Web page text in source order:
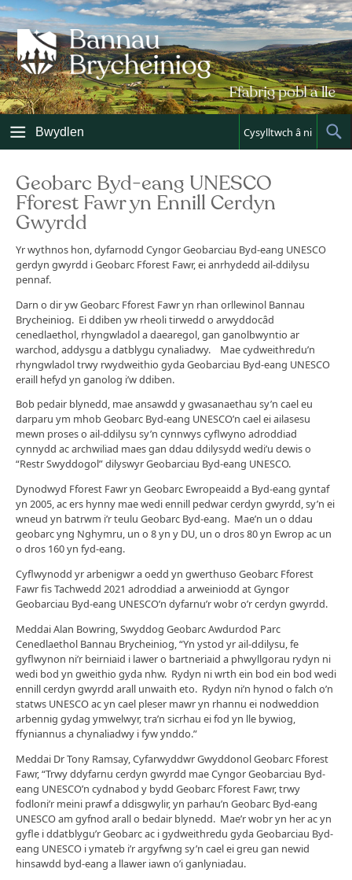
Skip
to
content
Bwydlen Cysylltwch â ni
Geobarc Byd-eang UNESCO
Fforest Fawr yn Ennill Cerdyn
Gwyrdd
Yr wythnos hon, dyfarnodd Cyngor Geobarciau Byd-eang UNESCO
gerdyn gwyrdd i Geobarc Fforest Fawr, ei anrhydedd ail-ddilysu
pennaf.
Darn o dir yw Geobarc Fforest Fawr yn rhan orllewinol Bannau
Brycheiniog. Ei ddiben yw rheoli tirwedd o arwyddocâd
cenedlaethol, rhyngwladol a daearegol, gan ganolbwyntio ar
warchod, addysgu a datblygu cynaliadwy. Mae cydweithredu’n
rhyngwladol trwy rwydweithio gyda Geobarciau Byd-eang UNESCO
eraill hefyd yn ganolog i’w ddiben.
Bob pedair blynedd, mae ansawdd y gwasanaethau sy’n cael eu
darparu ym mhob Geobarc Byd-eang UNESCO’n cael ei ailasesu
mewn proses o ail-ddilysu sy’n cynnwys cyflwyno adroddiad
cynnydd ac archwiliad maes gan ddau ddilysydd wedi’u dewis o
“Restr Swyddogol” dilyswyr Geobarciau Byd-eang UNESCO.
Dynodwyd Fforest Fawr yn Geobarc Ewropeaidd a Byd-eang gyntaf
yn 2005, ac ers hynny mae wedi ennill pedwar cerdyn gwyrdd, sy’n ei
wneud yn batrwm i’r teulu Geobarc Byd-eang. Mae’n un o ddau
geobarc yng Nghymru, un o 8 yn y DU, un o dros 80 yn Ewrop ac un
o dros 160 yn fyd-eang.
Cyflwynodd yr arbenigwr a oedd yn gwerthuso Geobarc Fforest
Fawr fis Tachwedd 2021 adroddiad a arweiniodd at Gyngor
Geobarciau Byd-eang UNESCO’n dyfarnu’r wobr o’r cerdyn gwyrdd.
Meddai Alan Bowring, Swyddog Geobarc Awdurdod Parc
Cenedlaethol Bannau Brycheiniog, “Yn ystod yr ail-ddilysu, fe
gyflwynon ni’r beirniaid i lawer o bartneriaid a phwyllgorau rydyn ni
wedi bod yn gweithio gyda nhw. Rydyn ni wrth ein bod ein bod wedi
ennill cerdyn gwyrdd arall unwaith eto. Rydyn ni’n hynod o falch o’n
statws UNESCO ac yn cael pleser mawr yn rhannu ei nodweddion
arbennig gydag ymwelwyr, tra’n sicrhau ei fod yn lle bywiog,
ffyniannus a chynaliadwy i fyw ynddo.”
Meddai Dr Tony Ramsay, Cyfarwyddwr Gwyddonol Geobarc Fforest
Fawr, “Trwy ddyfarnu cerdyn gwyrdd mae Cyngor Geobarciau Byd-
eang UNESCO’n cydnabod y bydd Geobarc Fforest Fawr, trwy
fodloni’r meini prawf a ddisgwylir, yn parhau’n Geobarc Byd-eang
UNESCO am gyfnod arall o bedair blynedd. Mae’r wobr yn her ac yn
gyfle i ddatblygu’r Geobarc ac i gydweithredu gyda Geobarciau Byd-
eang UNESCO i ymateb i’r argyfwng sy’n cael ei greu gan newid
hinsawdd byd-eang a llawer iawn o’i ganlyniadau.